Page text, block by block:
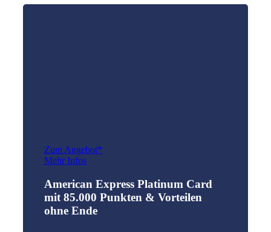
Zum Angebot*
Mehr Infos
American Express Platinum Card
mit 85.000 Punkten & Vorteilen
ohne Ende